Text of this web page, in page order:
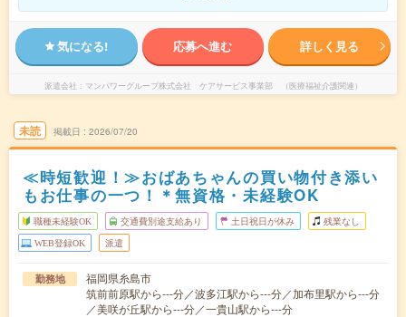
気になる! 応募へ進む 詳しく見る
派遣会社 マンパワーグループ株式会社 ケアサービス事業部 （医療福祉介護関連）
未読 掲載日 2026/07/20
≪時短歓迎！≫おばあちゃんの買い物付き添い
もお仕事の一つ！＊無資格・未経験OK
職種未経験OK 交通費別途支給あり 土日祝日が休み 残業なし
WEB登録OK 派遣
勤務地
福岡県糸島市
筑前前原駅から---分／波多江駅から---分／加布里駅から---分
／美咲が丘駅から---分／一貴山駅から---分